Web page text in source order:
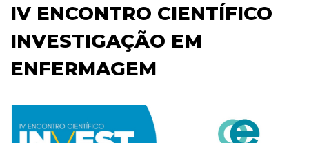
IV ENCONTRO CIENTÍFICO
INVESTIGAÇÃO EM
ENFERMAGEM